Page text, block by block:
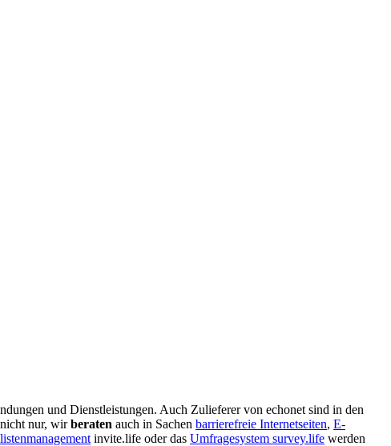
und Dienstleistungen. Auch Zulieferer von echonet sind in den
nicht nur, wirberaten auch in Sachen barrierefreie Internetseiten, E-
invite.life oder das Umfragesystem survey.life werden